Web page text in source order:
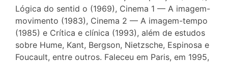
Lógica do sentid o (1969), Cinema 1 — A imagem-
movimento (1983), Cinema 2 — A imagem-tempo
(1985) e Crítica e clínica (1993), além de estudos
sobre Hume, Kant, Bergson, Nietzsche, Espinosa e
Foucault, entre outros. Faleceu em Paris, em 1995,